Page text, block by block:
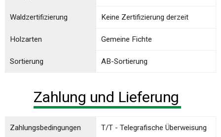
Waldzertifizierung Keine Zertifizierung derzeit
Holzarten Gemeine Fichte
Sortierung AB-Sortierung
Zahlung und Lieferung
Zahlungsbedingungen T/T - Telegrafische Überweisung